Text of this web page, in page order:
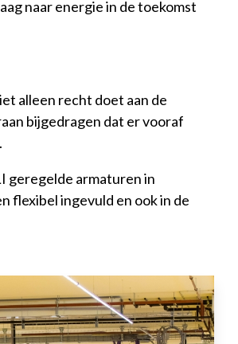
naar energie in de toekomst
alleen recht doet aan de
bijgedragen dat er vooraf
geregelde armaturen in
flexibel ingevuld en ook in de